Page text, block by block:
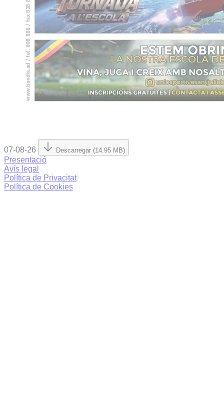
07-08-26 Descarregar (14.95 MB)
Presentació
Avís legal
Política de Privacitat
Política de Cookies